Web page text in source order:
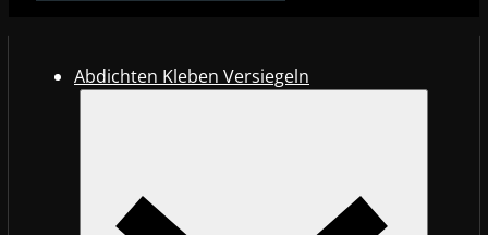
Abdichten Kleben Versiegeln